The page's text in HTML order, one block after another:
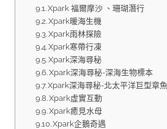
Xpark 福爾摩沙 、珊瑚潛行
Xpark暖海生機
Xpark雨林探險
Xpark寒帶行凍
Xpark深海尋秘
Xpark深海尋秘-深海生物標本
Xpark深海尋秘-北太平洋巨型章魚
Xpark虛實互動
Xpark癒見水母
Xpark企鵝奇遇